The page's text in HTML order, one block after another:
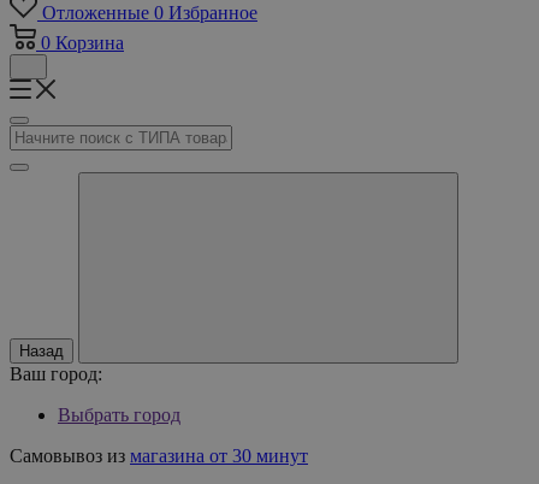
Отложенные 0 Избранное
0 Корзина
Назад
Ваш город:
Выбрать город
Самовывоз из магазина от 30 минут